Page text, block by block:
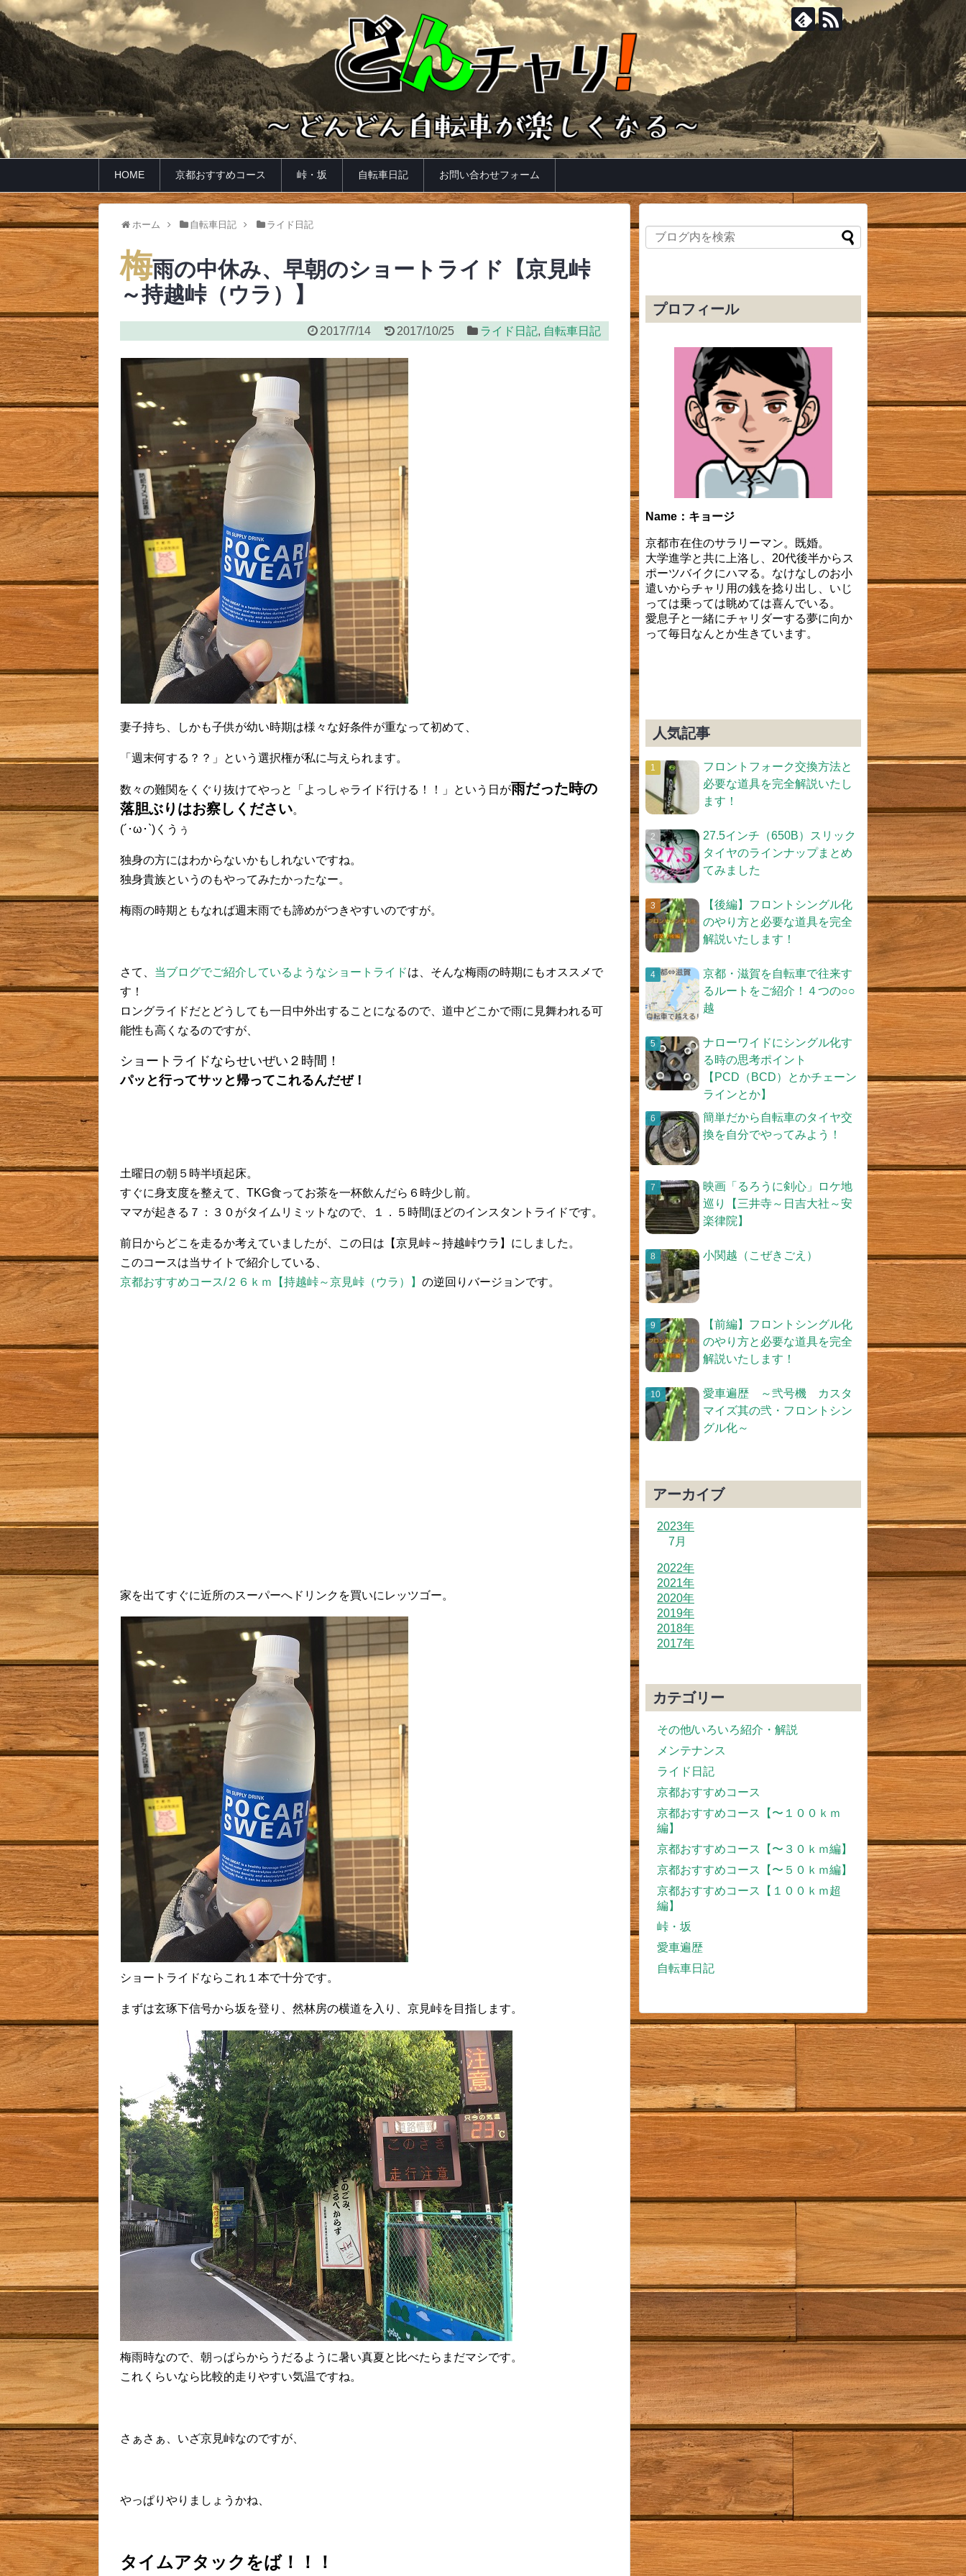
HOME 京都おすすめコース 峠・坂 自転車日記 お問い合わせフォーム
ホーム 自転車日記 ライド日記
梅雨の中休み、早朝のショートライド【京見峠
～持越峠（ウラ）】
2017/7/14 2017/10/25 ライド日記, 自転車日記
妻子持ち、しかも子供が幼い時期は様々な好条件が重なって初めて、
「週末何する？？」という選択権が私に与えられます。
数々の難関をくぐり抜けてやっと「よっしゃライド行ける！！」という日が雨だった時の
落胆ぶりはお察しください。
(´･ω･`)くうぅ
独身の方にはわからないかもしれないですね。
独身貴族というのもやってみたかったなー。
梅雨の時期ともなれば週末雨でも諦めがつきやすいのですが。
さて、 当ブログでご紹介しているようなショートライドは、そんな梅雨の時期にもオススメで
す！
ロングライドだとどうしても一日中外出することになるので、道中どこかで雨に見舞われる可
能性も高くなるのですが、
ショートライドならせいぜい２時間！
パッと行ってサッと帰ってこれるんだぜ！
土曜日の朝５時半頃起床。
すぐに身支度を整えて、TKG食ってお茶を一杯飲んだら６時少し前。
ママが起きる７：３０がタイムリミットなので、１．５時間ほどのインスタントライドです。
前日からどこを走るか考えていましたが、この日は【京見峠～持越峠ウラ】にしました。
このコースは当サイトで紹介している、
京都おすすめコース/２６ｋｍ【持越峠～京見峠（ウラ）】 の逆回りバージョンです。
家を出てすぐに近所のスーパーへドリンクを買いにレッツゴー。
ショートライドならこれ１本で十分です。
まずは玄琢下信号から坂を登り、然林房の横道を入り、京見峠を目指します。
梅雨時なので、朝っぱらからうだるように暑い真夏と比べたらまだマシです。
これくらいなら比較的走りやすい気温ですね。
さぁさぁ、いざ京見峠なのですが、
やっぱりやりましょうかね、
タイムアタックをば！！！
プロフィール
Name：キョージ
京都市在住のサラリーマン。既婚。
大学進学と共に上洛し、20代後半からス
ポーツバイクにハマる。なけなしのお小
遣いからチャリ用の銭を捻り出し、いじ
っては乗っては眺めては喜んでいる。
愛息子と一緒にチャリダーする夢に向か
って毎日なんとか生きています。
人気記事
フロントフォーク交換方法と
必要な道具を完全解説いたし
ます！
27.5インチ（650B）スリック
タイヤのラインナップまとめ
てみました
【後編】フロントシングル化
のやり方と必要な道具を完全
解説いたします！
京都・滋賀を自転車で往来す
るルートをご紹介！４つの○○
越
ナローワイドにシングル化す
る時の思考ポイント
【PCD（BCD）とかチェーン
ラインとか】
簡単だから自転車のタイヤ交
換を自分でやってみよう！
映画「るろうに剣心」ロケ地
巡り【三井寺～日吉大社～安
楽律院】
小関越（こぜきごえ）
【前編】フロントシングル化
のやり方と必要な道具を完全
解説いたします！
愛車遍歴 ～弐号機 カスタ
マイズ其の弐・フロントシン
グル化～
アーカイブ
2023年
7月
2022年
2021年
2020年
2019年
2018年
2017年
カテゴリー
その他/いろいろ紹介・解説
メンテナンス
ライド日記
京都おすすめコース
京都おすすめコース【〜１００ｋｍ
編】
京都おすすめコース【〜３０ｋｍ編】
京都おすすめコース【〜５０ｋｍ編】
京都おすすめコース【１００ｋｍ超
編】
峠・坂
愛車遍歴
自転車日記